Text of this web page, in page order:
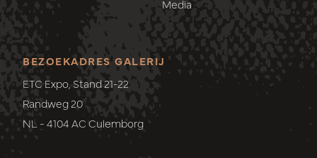
Media
BEZOEKADRES GALERIJ
ETC Expo, Stand 21-22
Randweg 20
NL - 4104 AC Culemborg